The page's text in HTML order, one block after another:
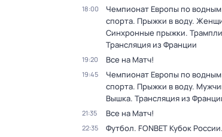
18:00
Чемпионат Европы по
спорта. Прыжки в воду.
Синхронные прыжки.
Трансляция из Франции
19:20 Все на Матч!
19:45
Чемпионат Европы по
спорта. Прыжки в воду.
Вышка. Трансляция из
21:35 Все на Матч!
22:35 Футбол. FONBET Кубок